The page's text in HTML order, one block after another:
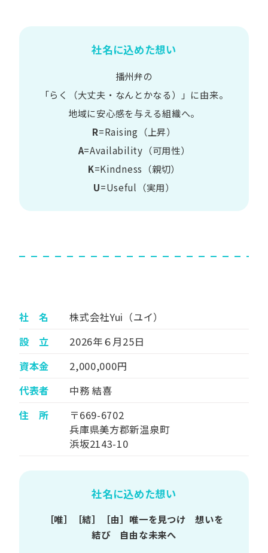
社名に込めた想い
播州弁の
​「らく​（大丈夫・なんとかなる）」に​由来。
地域に​安心感を​与える​組織へ。
R=Raising（上昇）
A=Availability​（可用性）
K=Kindness​（親切）
U=Useful​（実用）​
社 名
株式会社Yui（ユイ）
設 立
2026年６月25日
資本金
2,000,000円
代表者
中務 結喜
住 所
〒669-6702
兵庫県美方郡新温泉町
浜坂2143-10
社名に込めた想い
［唯］​［結］​［由］ 唯一を​見つけ 想いを​
結び 自由な​未来へ